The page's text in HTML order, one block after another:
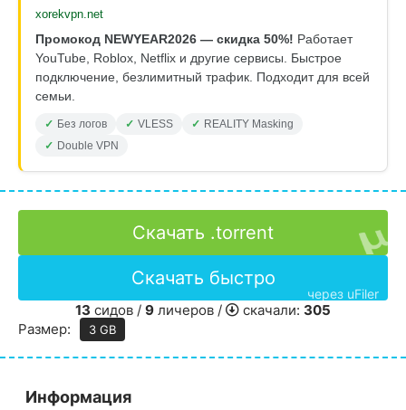
xorekvpn.net
Промокод NEWYEAR2026 — скидка 50%! Работает
YouTube, Roblox, Netflix и другие сервисы. Быстрое
подключение, безлимитный трафик. Подходит для всей
семьи.
Без логов VLESS
REALITY Masking
Double VPN
Скачать .torrent
Скачать быстро
через uFiler
13 сидов / 9 личеров / скачали: 305
Размер:
3 GB
Информация